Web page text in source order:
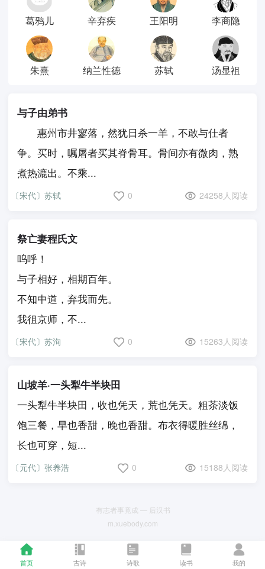
首页 古诗 诗歌 读书 我的
葛鸦儿 辛弃疾 王阳明 李商隐
朱熹 纳兰性德 苏轼 汤显祖
与子由弟书
惠州市井寥落，然犹日杀一羊，不敢与仕者
争。买时，嘱屠者买其脊骨耳。骨间亦有微肉，熟
煮热漉出。不乘...
〔宋代〕苏轼 0 24258人阅读
祭亡妻程氏文
呜呼！
与子相好，相期百年。
不知中道，弃我而先。
我徂京师，不...
〔宋代〕苏洵 0 15263人阅读
山坡羊·一头犁牛半块田
一头犁牛半块田，收也凭天，荒也凭天。粗茶淡饭
饱三餐，早也香甜，晚也香甜。布衣得暖胜丝绵，
长也可穿，短...
〔元代〕张养浩 0 15188人阅读
有志者事竟成 — 后汉书
m.xuebody.com